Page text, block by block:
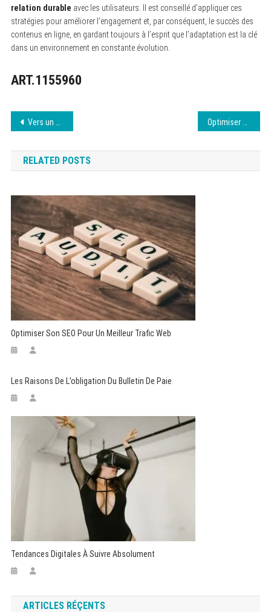
relation durable avec les utilisateurs. Il est conseillé d’appliquer ces
stratégies pour améliorer l’engagement et, par conséquent, le succès des
contenus en ligne, en gardant toujours à l’esprit que l’adaptation est la clé
dans un environnement en constante évolution.
ART.1155960
Navigation
de
l’article
Vers un avenir numérique : enjeux et perspectives
RELATED POSTS
Optimiser Son SEO Pour Un Meilleur Trafic Web
Les Raisons De L’obligation Du Bulletin De Paie
Tendances Digitales À Suivre Absolument
ARTICLES RÉÇENTS